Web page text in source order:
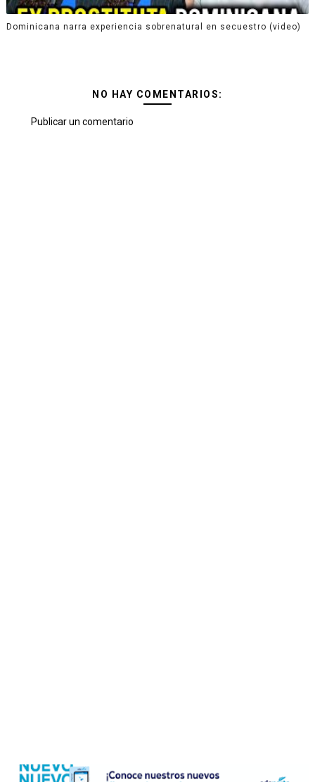
Dominicana narra experiencia sobrenatural en secuestro (video)
NO HAY COMENTARIOS:
Publicar un comentario